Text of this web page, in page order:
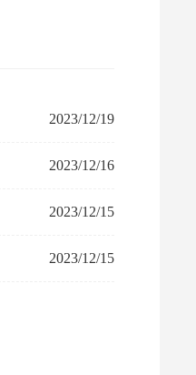
2023/12/19
2023/12/16
2023/12/15
2023/12/15